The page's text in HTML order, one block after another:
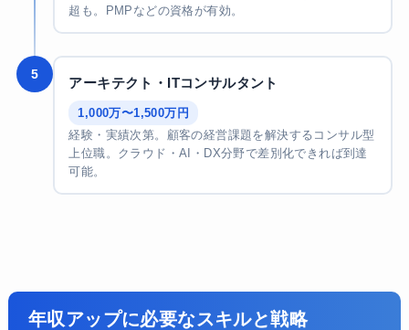
超も。PMPなどの資格が有効。
5
アーキテクト・ITコンサルタント
1,000万〜1,500万円
経験・実績次第。顧客の経営課題を解決するコンサル型
上位職。クラウド・AI・DX分野で差別化できれば到達
可能。
年収アップに必要なスキルと戦略